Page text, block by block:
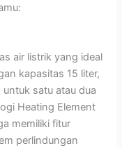
air listrik yang ideal
kapasitas 15 liter,
satu atau dua
Heating Element
memiliki fitur
perlindungan